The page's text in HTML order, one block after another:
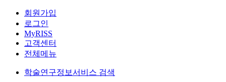
회원가입
로그인
MyRISS
고객센터
전체메뉴
학술연구정보서비스 검색